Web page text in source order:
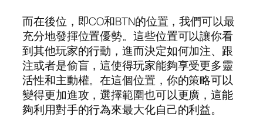
而在後位，即CO和BTN的位置，我們可以最
充分地發揮位置優勢。這些位置可以讓你看
到其他玩家的行動，進而決定如何加注、跟
注或者是偷盲，這使得玩家能夠享受更多靈
活性和主動權。在這個位置，你的策略可以
變得更加進攻，選擇範圍也可以更廣，這能
夠利用對手的行為來最大化自己的利益。